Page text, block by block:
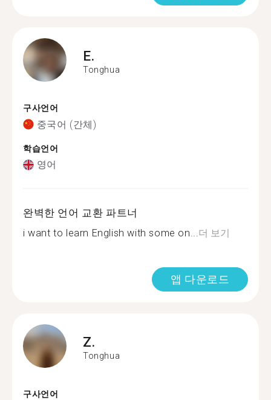
E.
Tonghua
구사언어
중국어 (간체)
학습언어
영어
완벽한 언어 교환 파트너
i want to learn English with some on...더 보기
앱 다운로드
Z.
Tonghua
구사언어